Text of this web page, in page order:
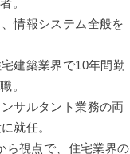
。
情報システム全般を
建築業界で10年間勤
。
サルタント業務の両
就任。
ら視点で、住宅業界の